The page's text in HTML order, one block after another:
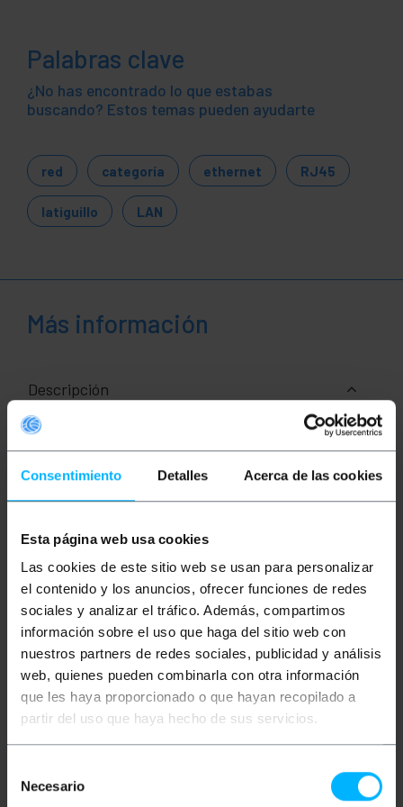
Consentimiento Detalles Acerca de las cookies
Esta página web usa cookies
Las cookies de este sitio web se usan para personalizar
el contenido y los anuncios, ofrecer funciones de redes
sociales y analizar el tráfico. Además, compartimos
información sobre el uso que haga del sitio web con
nuestros partners de redes sociales, publicidad y análisis
web, quienes pueden combinarla con otra información
que les haya proporcionado o que hayan recopilado a
partir del uso que haya hecho de sus servicios.
Necesario
Palabras clave
¿No has encontrado lo que estabas
buscando? Estos temas pueden ayudarte
red categoría ethernet RJ45
latiguillo LAN
Más información
Descripción
1Gbps (1000Mbps) con un ancho de banda de hasta
trenzados de 2 en 2) y bajo la normativa ANSI/TIA-
de red estructurado para cablear una oficina, el
hogar, domótica y por ejemplo aplicaciones de
audio y video, videoconferencias con kits
conversores si son necesarios. Uso ideal para
conectar por ejemplo, ordenadores, consolas,
servidores, impresoras, switches, routers, puntos
de acceso, cámaras, módems o electrónica de red
en general y más. Este cable de red es ideal para uso
en hogares, teletrabajo, oficinas, almacenes,
centros de datos o cualquier lugar para ser usado
como uso profesional. Fabricado con el part number
LCF5-30CU-0305-BK
Bobina de cable ethernet RJ45 de categoría 5e
Longitud de la bobina de cable ethernet: 305
m.